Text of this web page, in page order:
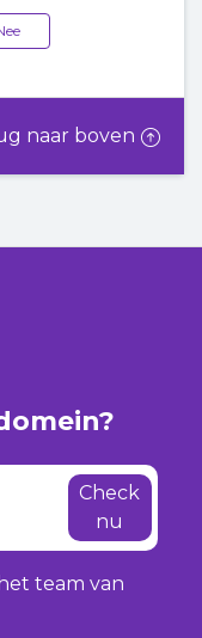
naar boven
Check
nu
team van